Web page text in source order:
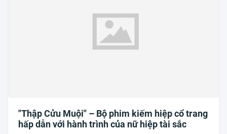
"Thập Cửu Muội" – Bộ phim kiếm hiệp cổ trang
hấp dẫn với hành trình của nữ hiệp tài sắc